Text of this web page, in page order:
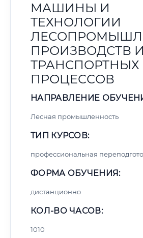
МАШИНЫ И
ТЕХНОЛОГИИ
ПРОИЗВОДСТВ И
ТРАНСПОРТНЫХ
ПРОЦЕССОВ
НАПРАВЛЕНИЕ
Лесная промышленность
ТИП КУРСОВ:
профессиональная
ФОРМА ОБУЧЕНИЯ:
дистанционно
КОЛ-ВО ЧАСОВ:
1010